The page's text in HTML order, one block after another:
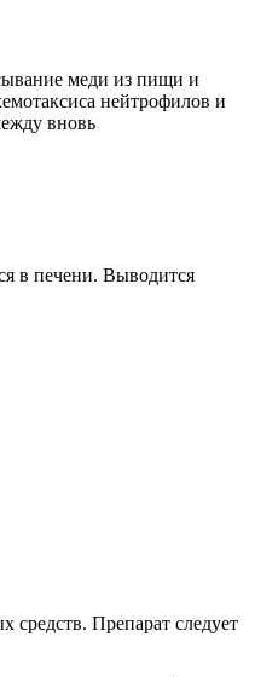
меди из пищи и
нейтрофилов и
вновь
в печени. Выводится
средств. Препарат следует